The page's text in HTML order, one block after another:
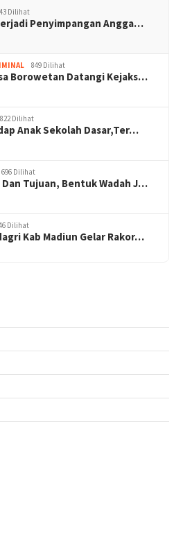
Dilihat
Penyimpangan Angga…
849 Dilihat
Borowetan Datangi Kejaks…
822 Dilihat
Anak Sekolah Dasar,Ter…
696 Dilihat
Tujuan, Bentuk Wadah J…
Dilihat
Kab Madiun Gelar Rakor…